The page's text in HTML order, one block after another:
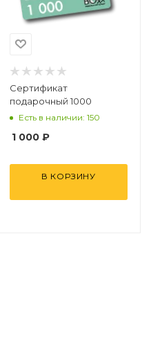
Сертификат
подарочный 1000
Есть в наличии: 150
1 000 ₽
В КОРЗИНУ